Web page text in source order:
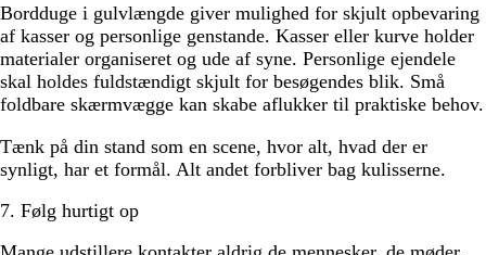
Bordduge i gulvlængde giver mulighed for skjult opbevaring
af kasser og personlige genstande. Kasser eller kurve holder
materialer organiseret og ude af syne. Personlige ejendele
skal holdes fuldstændigt skjult for besøgendes blik. Små
foldbare skærmvægge kan skabe aflukker til praktiske behov.
Tænk på din stand som en scene, hvor alt, hvad der er
synligt, har et formål. Alt andet forbliver bag kulisserne.
7. Følg hurtigt op